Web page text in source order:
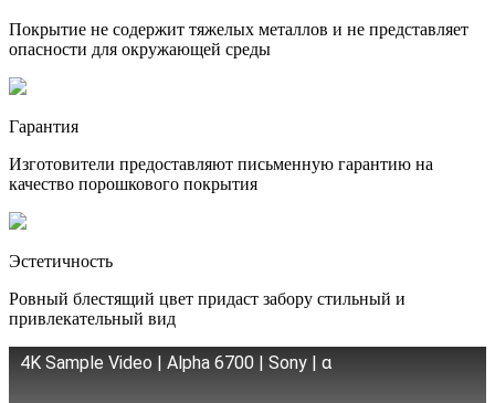
Покрытие не содержит тяжелых металлов и не представляет
опасности для окружающей среды
Гарантия
Изготовители предоставляют письменную гарантию на
качество порошкового покрытия
Эстетичность
Ровный блестящий цвет придаст забору стильный и
привлекательный вид
4K Sample Video | Alpha 6700 | Sony | α